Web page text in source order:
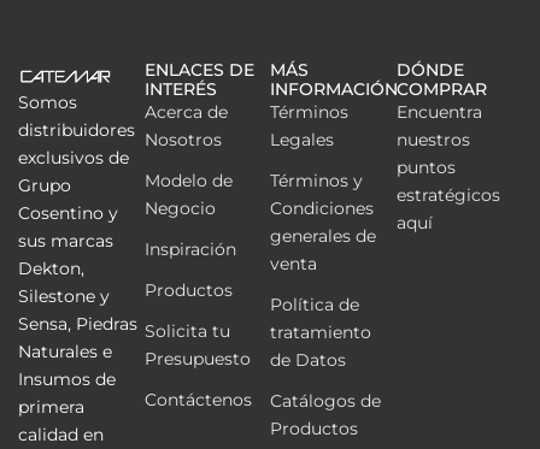
Somos
distribuidores
exclusivos de
Grupo
Cosentino y
sus marcas
Dekton,
Silestone y
Sensa, Piedras
Naturales e
Insumos de
primera
calidad en
ENLACES DE
INTERÉS
Acerca de
Nosotros
Modelo de
Negocio
Inspiración
Productos
Solicita tu
Presupuesto
Contáctenos
MÁS
INFORMACIÓN
Términos
Legales
Términos y
Condiciones
generales de
venta
Política de
tratamiento
de Datos
Catálogos de
Productos
DÓNDE
COMPRAR
Encuentra
nuestros
puntos
estratégicos
aquí